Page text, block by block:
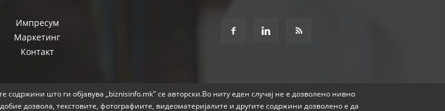
Импресум
Маркетинг
Контакт
содржини што ги објавува „biznisinfo.mk" се авторски.Во ниту еден случај не е дозволено нивно
дозвола, текстовите, фотографиите, видеоматеријалите и другите содржини дозволено е да